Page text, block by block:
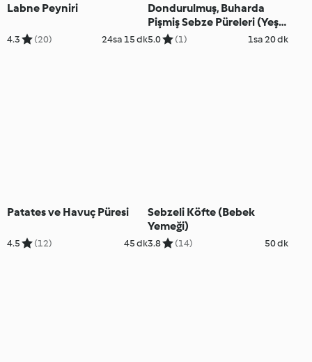
Labne Peyniri
4.3 (20) 24sa 15 dk
Dondurulmuş, Buharda
Pişmiş Sebze Püreleri (Yeşil
Fasulye, Bal Kabağı, Pancar)
5.0 (1) 1sa 20 dk
Patates ve Havuç Püresi
4.5 (12) 45 dk
Sebzeli Köfte (Bebek
Yemeği)
3.8 (14) 50 dk